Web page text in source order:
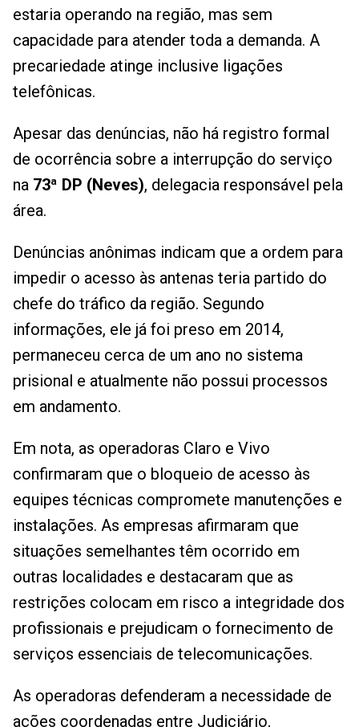
estaria operando na região, mas sem
capacidade para atender toda a demanda. A
precariedade atinge inclusive ligações
telefônicas.
Apesar das denúncias, não há registro formal
de ocorrência sobre a interrupção do serviço
na 73ª DP (Neves), delegacia responsável pela
área.
Denúncias anônimas indicam que a ordem para
impedir o acesso às antenas teria partido do
chefe do tráfico da região. Segundo
informações, ele já foi preso em 2014,
permaneceu cerca de um ano no sistema
prisional e atualmente não possui processos
em andamento.
Em nota, as operadoras Claro e Vivo
confirmaram que o bloqueio de acesso às
equipes técnicas compromete manutenções e
instalações. As empresas afirmaram que
situações semelhantes têm ocorrido em
outras localidades e destacaram que as
restrições colocam em risco a integridade dos
profissionais e prejudicam o fornecimento de
serviços essenciais de telecomunicações.
As operadoras defenderam a necessidade de
ações coordenadas entre Judiciário,